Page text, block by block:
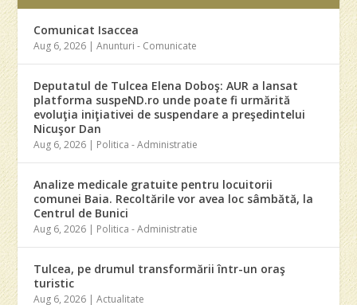
Comunicat Isaccea
Aug 6, 2026 |Anunturi - Comunicate
Deputatul de Tulcea Elena Doboş: AUR a lansat
platforma suspeND.ro unde poate fi urmărită
evoluţia iniţiativei de suspendare a preşedintelui
Nicuşor Dan
Aug 6, 2026 | Politica - Administratie
Analize medicale gratuite pentru locuitorii
comunei Baia. Recoltările vor avea loc sâmbătă, la
Centrul de Bunici
Aug 6, 2026 | Politica - Administratie
Tulcea, pe drumul transformării într-un oraş
turistic
Aug 6, 2026 |Actualitate